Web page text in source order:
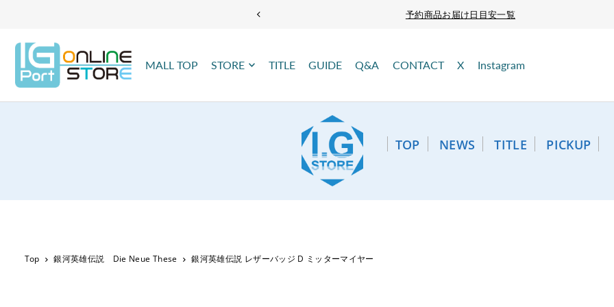
TRANSLATION MISSING: JA.ACCESSIBILITY.SKIP_TO_TEXT 予約商品お届け日目安一覧
MALL TOP STORE TITLE GUIDE Q&A CONTACT X Instagram
TOP NEWS TITLE PICKUP
Top 銀河英雄伝説 Die Neue These 銀河英雄伝説 レザーバッジ D ミッターマイヤー